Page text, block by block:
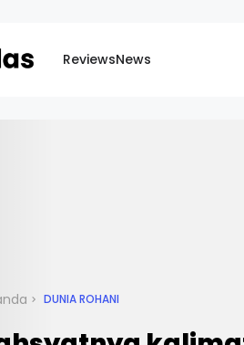
ReviewsNews
DUNIA ROHANI